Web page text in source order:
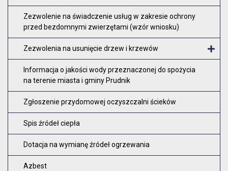
Zezwolenie na świadczenie usług w zakresie ochrony
przed bezdomnymi zwierzętami (wzór wniosku)
Zezwolenia na usunięcie drzew i krzewów
Informacja o jakości wody przeznaczonej do spożycia
na terenie miasta i gminy Prudnik
Zgłoszenie przydomowej oczyszczalni ścieków
Spis źródeł ciepła
Dotacja na wymianę źródeł ogrzewania
Azbest